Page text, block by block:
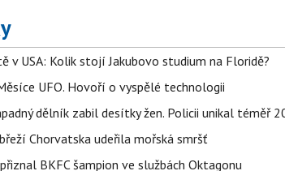
v USA: Kolik stojí Jakubovo studium na Floridě?
UFO. Hovoří o vyspělé technologii
dělník zabil desítky žen. Policii unikal téměř
Chorvatska udeřila mořská smršť
BKFC šampion ve službách Oktagonu